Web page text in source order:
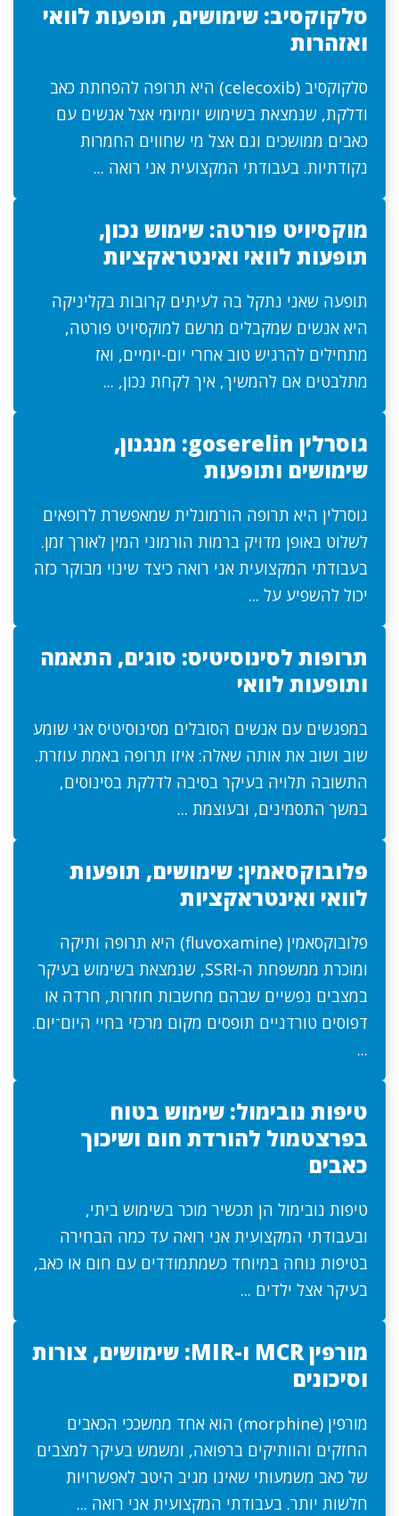
סלקוקסיב: שימושים, תופעות לוואי
ואזהרות
סלקוקסיב (celecoxib) היא תרופה להפחתת כאב
ודלקת, שנמצאת בשימוש יומיומי אצל אנשים עם
כאבים ממושכים וגם אצל מי שחווים החמרות
נקודתיות. בעבודתי המקצועית אני רואה ...
מוקסיויט פורטה: שימוש נכון,
תופעות לוואי ואינטראקציות
תופעה שאני נתקל בה לעיתים קרובות בקליניקה
היא אנשים שמקבלים מרשם למוקסיויט פורטה,
מתחילים להרגיש טוב אחרי יום-יומיים, ואז
מתלבטים אם להמשיך, איך לקחת נכון, ...
גוסרלין goserelin: מנגנון,
שימושים ותופעות
גוסרלין היא תרופה הורמונלית שמאפשרת לרופאים
לשלוט באופן מדויק ברמות הורמוני המין לאורך זמן.
בעבודתי המקצועית אני רואה כיצד שינוי מבוקר כזה
יכול להשפיע על ...
תרופות לסינוסיטיס: סוגים, התאמה
ותופעות לוואי
במפגשים עם אנשים הסובלים מסינוסיטיס אני שומע
שוב ושוב את אותה שאלה: איזו תרופה באמת עוזרת.
התשובה תלויה בעיקר בסיבה לדלקת בסינוסים,
במשך התסמינים, ובעוצמת ...
פלובוקסאמין: שימושים, תופעות
לוואי ואינטראקציות
פלובוקסאמין (fluvoxamine) היא תרופה ותיקה
ומוכרת ממשפחת ה-SSRI, שנמצאת בשימוש בעיקר
במצבים נפשיים שבהם מחשבות חוזרות, חרדה או
דפוסים טורדניים תופסים מקום מרכזי בחיי היום־יום.
...
טיפות נובימול: שימוש בטוח
בפרצטמול להורדת חום ושיכוך
כאבים
טיפות נובימול הן תכשיר מוכר בשימוש ביתי,
ובעבודתי המקצועית אני רואה עד כמה הבחירה
בטיפות נוחה במיוחד כשמתמודדים עם חום או כאב,
בעיקר אצל ילדים ...
מורפין MCR ו-MIR: שימושים, צורות
וסיכונים
מורפין (morphine) הוא אחד ממשככי הכאבים
החזקים והוותיקים ברפואה, ומשמש בעיקר למצבים
של כאב משמעותי שאינו מגיב היטב לאפשרויות
חלשות יותר. בעבודתי המקצועית אני רואה ...